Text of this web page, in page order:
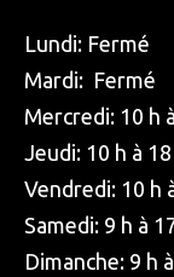
Lundi: Fermé
Mardi: Fermé
Mercredi: 10 h
Jeudi: 10 h à
Vendredi: 10 h
Samedi: 9 h à
Dimanche: 9 h